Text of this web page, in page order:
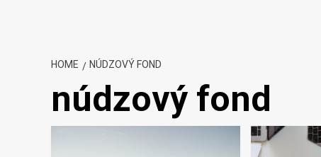
HOME NÚDZOVÝ FOND
núdzový fond